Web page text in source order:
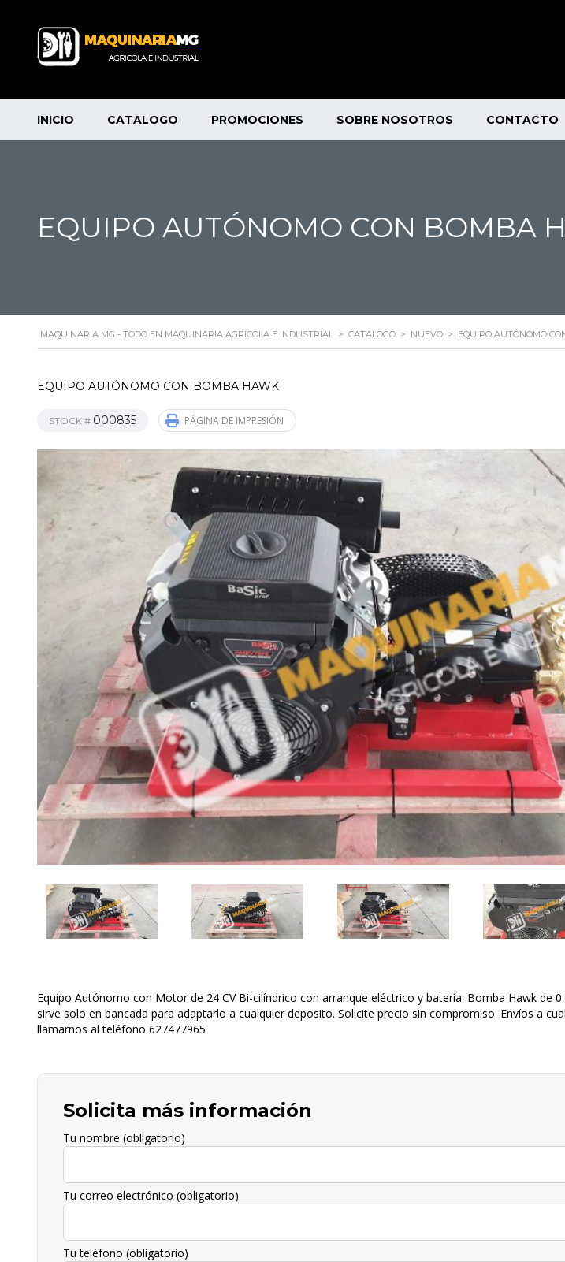
INICIO CATALOGO PROMOCIONES SOBRE NOSOTROS CONTACTO
EQUIPO AUTÓNOMO CON BOMBA
MAQUINARIA MG - TODO EN MAQUINARIA AGRICOLA E INDUSTRIAL > CATALOGO > NUEVO > EQUIPO AUTÓNOMO
EQUIPO AUTÓNOMO CON BOMBA HAWK
STOCK # 000835 PÁGINA DE IMPRESIÓN
Equipo Autónomo con Motor de 24 CV Bi-cilíndrico con arranque eléctrico y batería. Bomba Hawk de 0
sirve solo en bancada para adaptarlo a cualquier deposito. Solicite precio sin compromiso. Envíos a
llamarnos al teléfono 627477965
Solicita más información
Tu nombre (obligatorio)
Tu correo electrónico (obligatorio)
Tu teléfono (obligatorio)